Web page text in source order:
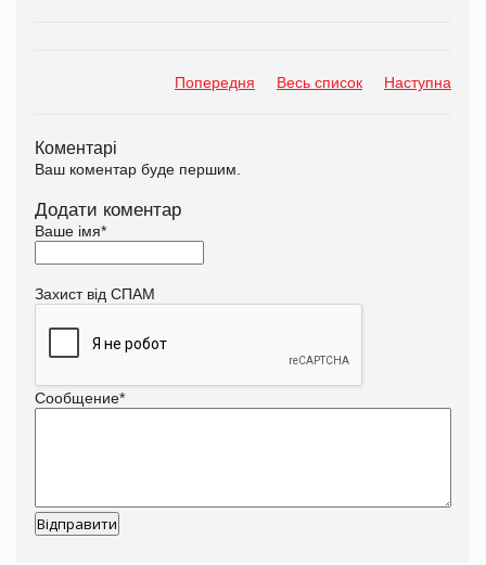
Попередня Весь список Наступна
Коментарі
Ваш коментар буде першим.
Додати коментар
Ваше імя*
Захист від СПАМ
Сообщение*